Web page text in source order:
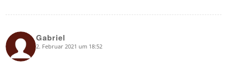
Gabriel
says: 2. Februar 2021 um 18:52